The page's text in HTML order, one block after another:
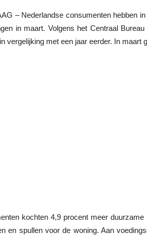
– Nederlandse consumenten hebben
in maart. Volgens het Centraal
vergelijking met een jaar eerder. In maart
kochten 4,9 procent meer
en spullen voor de woning. Aan